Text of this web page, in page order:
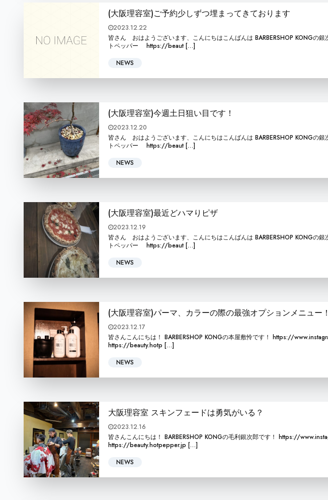
(大阪理容室)ご予約少しずつ埋まってきております
2023.12.22
皆さん おはようございます、こんにちはこんばんは BARBERSHOP KONGの
トペッパー https://beaut […]
NEWS
(大阪理容室)今週土日狙い目です！
2023.12.20
皆さん おはようございます、こんにちはこんばんは BARBERSHOP KONGの
トペッパー https://beaut […]
NEWS
(大阪理容室)最近どハマりピザ
2023.12.19
皆さん おはようございます、こんにちはこんばんは BARBERSHOP KONGの
トペッパー https://beaut […]
NEWS
(大阪理容室)パーマ、カラーの際の最強オプションメニュー！
2023.12.17
皆さんこんにちは！ BARBERSHOP KONGの本屋敷怜です！ https://
https://beauty.hotp […]
NEWS
大阪理容室 スキンフェードは勇気がいる？
2023.12.16
皆さんこんにちは！ BARBERSHOP KONGの毛利銀次郎です！ https://
https://beauty.hotpepper.jp […]
NEWS